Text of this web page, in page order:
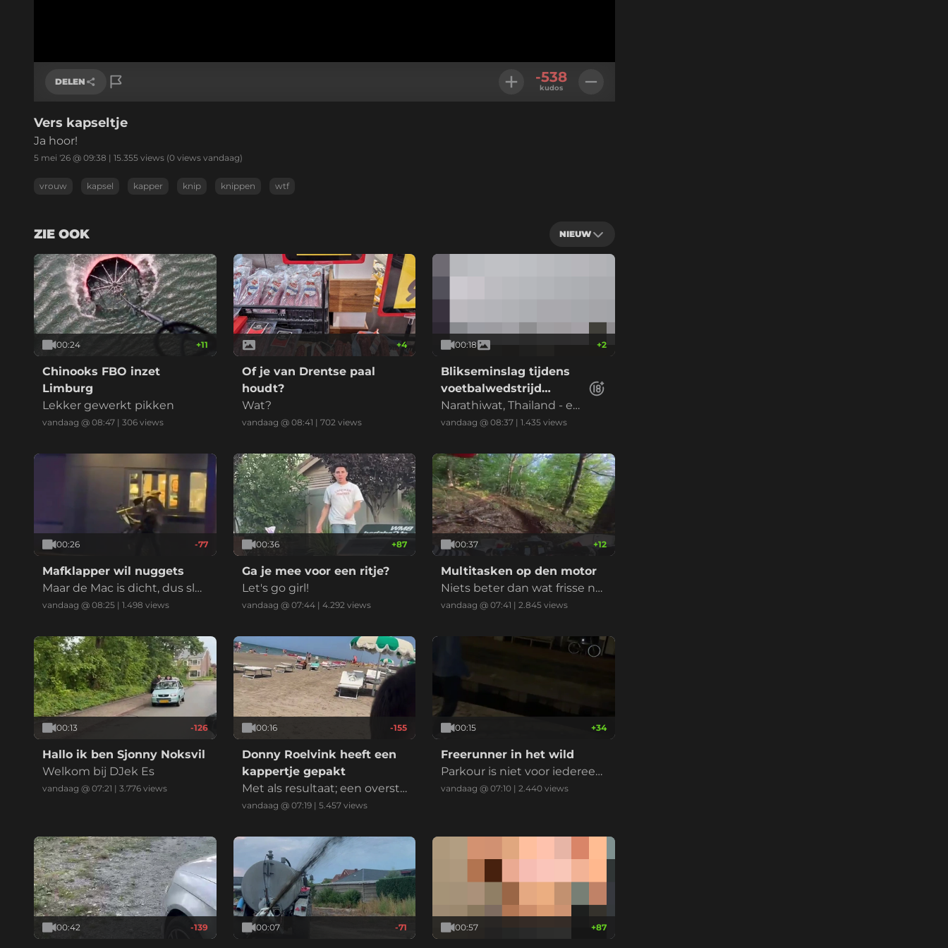
DELEN
Link kopiëren
-538
kudos
Vers kapseltje
Ja hoor!
5 mei '26 @ 09:38 | 15.355 views (0 views vandaag)
vrouw kapsel kapper knip knippen wtf
ZIE OOK NIEUW
00:24 +11
Chinooks FBO inzet
Limburg
Lekker gewerkt pikken
vandaag @ 08:47 | 306 views
+4
Of je van Drentse paal
houdt?
Wat?
vandaag @ 08:41 | 702 views
00:18 +2
Blikseminslag tijdens
voetbalwedstrijd
Thailand
Narathiwat, Thailand - ee
n 24 jarige voetballer over
raken gewond.
vandaag @ 08:37 |1.435 views
00:26 -77
Mafklapper wil nuggets
Maar de Mac is dicht, dus slaa
t ie de hele bende aan puin
vandaag @ 08:25 | 1.498 views
00:36 +87
Ga je mee voor een ritje?
Let's go girl!
vandaag @ 07:44| 4.292views
00:37 +12
Multitasken op den motor
Niets beter dan wat frisse na
tuurlucht om bij op te knapp
vandaag @ 07:41 |2.845 views
00:13 -126
Hallo ik ben Sjonny Noksvil
Welkom bij DJek Es
vandaag @ 07:21 | 3.776 views
00:16 -155
Donny Roelvink heeft een
kappertje gepakt
Met als resultaat; een oversta
p.
vandaag @ 07:19| 5.457views
00:15 +34
Freerunner in het wild
Parkour is niet voor iedereen
weggelegd
vandaag @ 07:10 |2.440 views
00:42 -139 00:07 -71 00:57 +87